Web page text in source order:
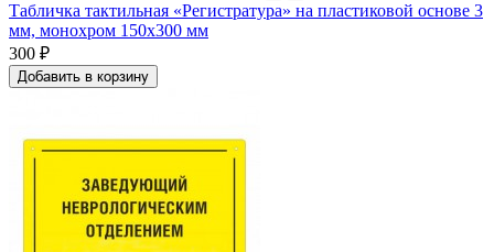
Табличка тактильная «Регистратура» на пластиковой основе 3
мм, монохром 150x300 мм
300 ₽
Добавить в корзину